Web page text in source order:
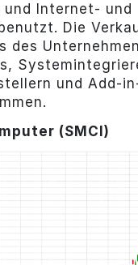
Internet- und
Die
des
und Add-
(SMCI)